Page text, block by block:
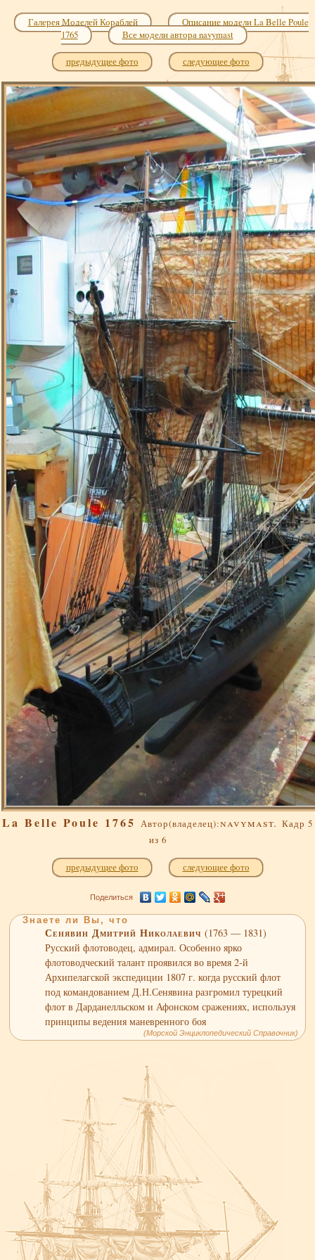
Галерея Моделей Кораблей
Описание модели La Belle Poule
1765
Все модели автора navymast
предыдущее фото следующее фото
La Belle Poule 1765 Автор(владелец):navymast. Кадр 5
из 6
предыдущее фото следующее фото
Поделиться
Знаете ли Вы, что
Сенявин Дмитрий Николаевич(1763 — 1831)
Русский флотоводец, адмирал. Особенно ярко
флотоводческий талант проявился во время 2-й
Архипелагской экспедиции 1807 г. когда русский флот
под командованием Д.Н.Сенявина разгромил турецкий
флот в Дарданелльском и Афонском сражениях, используя
принципы ведения маневренного боя
(Морской Энциклопедический Справочник)